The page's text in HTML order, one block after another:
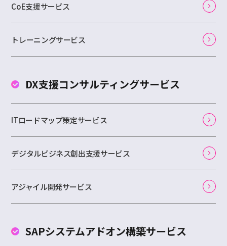
CoE支援サービス
トレーニングサービス
DX支援コンサルティングサービス
ITロードマップ策定サービス
デジタルビジネス創出支援サービス
アジャイル開発サービス
SAPシステムアドオン構築サービス